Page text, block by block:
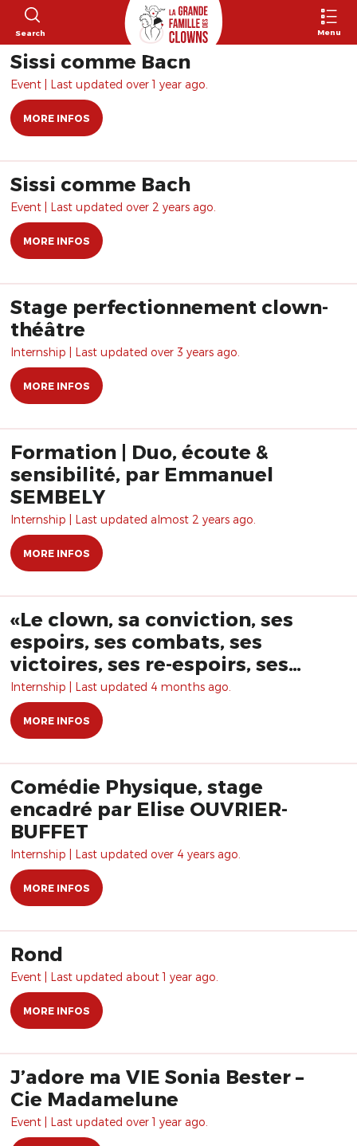
Search Menu
Sissi comme Bach
Event | Last updated over 1 year ago.
MORE INFOS
Sissi comme Bach
Event | Last updated over 2 years ago.
MORE INFOS
Stage perfectionnement clown-
théâtre
Internship | Last updated over 3 years ago.
MORE INFOS
Formation | Duo, écoute &
sensibilité, par Emmanuel
SEMBELY
Internship | Last updated almost 2 years ago.
MORE INFOS
«Le clown, sa conviction, ses
espoirs, ses combats, ses
victoires, ses re-espoirs, ses
ratés, ses re-combats , ses re-
ratés, ses désespoirs, ses ruses,
ses faux ratés, ses chemins de
Tétard
Internship | Last updated 4 months ago.
MORE INFOS
Comédie Physique, stage
encadré par Elise OUVRIER-
BUFFET
Internship | Last updated over 4 years ago.
MORE INFOS
Rond
Event | Last updated about 1 year ago.
MORE INFOS
J’adore ma VIE Sonia Bester –
Cie Madamelune
Event | Last updated over 1 year ago.